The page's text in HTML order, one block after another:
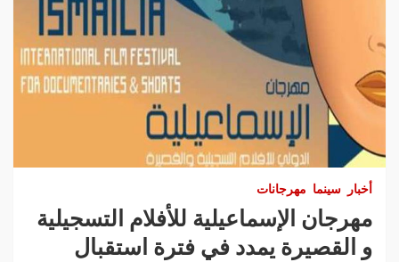
أخبار سينما مهرجانات
مهرجان الإسماعيلية للأفلام التسجيلية
و القصيرة يمدد في فترة استقبال